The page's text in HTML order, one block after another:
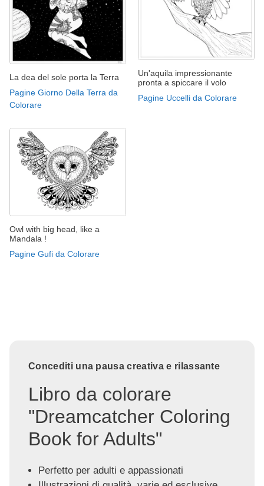
La dea del sole porta la Terra
Pagine Giorno Della Terra da
Colorare
Un'aquila impressionante
pronta a spiccare il volo
Pagine Uccelli da Colorare
Owl with big head, like a
Mandala !
Pagine Gufi da Colorare
Concediti una pausa creativa e rilassante
Libro da colorare
"Dreamcatcher Coloring
Book for Adults"
Perfetto per adulti e appassionati